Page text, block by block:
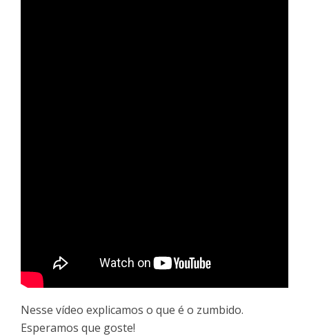
Nesse vídeo explicamos o que é o zumbido.
Esperamos que goste!